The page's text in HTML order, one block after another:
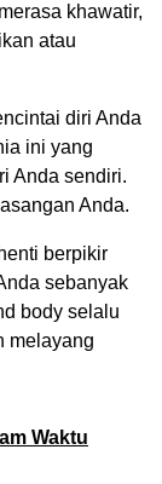
khawatir,
atau
diri Anda
ini yang
Anda sendiri.
Anda.
berpikir
sebanyak
body selalu
melayang
Waktu